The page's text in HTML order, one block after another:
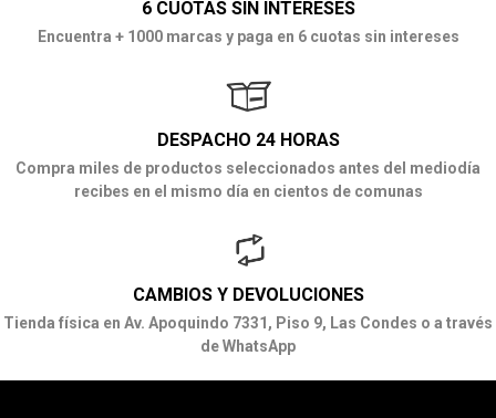
6 CUOTAS SIN INTERESES
Encuentra + 1000 marcas y paga en 6 cuotas sin intereses
DESPACHO 24 HORAS
Compra miles de productos seleccionados antes del mediodía
recibes en el mismo día en cientos de comunas
CAMBIOS Y DEVOLUCIONES
Tienda física en Av. Apoquindo 7331, Piso 9, Las Condes o a través
de WhatsApp